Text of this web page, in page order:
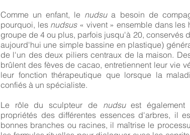
Comme un enfant, le nudsua besoin de
pourquoi, les nudsus « vivent » ensemble dans les
groupe de 4 ou plus, parfois jusqu'à 20, conservés
aujourd'hui une simple bassine en plastique)
de l'un des deux piliers centraux de la maison.
brûlent des fèves de cacao, entretiennent leur vie
leur fonction thérapeutique que lorsque la
confiés à un spécialiste.
Le rôle du sculpteur de nudsuest
propriétés des différentes essences d'arbres, il
bonnes branches ou racines, il maîtrise le